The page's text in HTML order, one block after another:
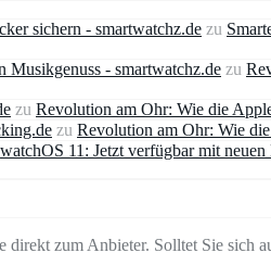
sichern - smartwatchz.de zu
- smartwatchz.de zu
zu Revolution am Ohr: Wie die
zu Revolution am Ohr: Wie
watchOS 11: Jetzt verfügbar mit
zum Anbieter. Solltet Sie sich